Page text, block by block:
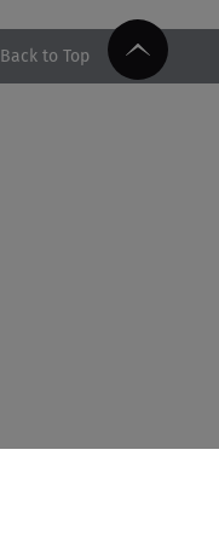
Back to Top